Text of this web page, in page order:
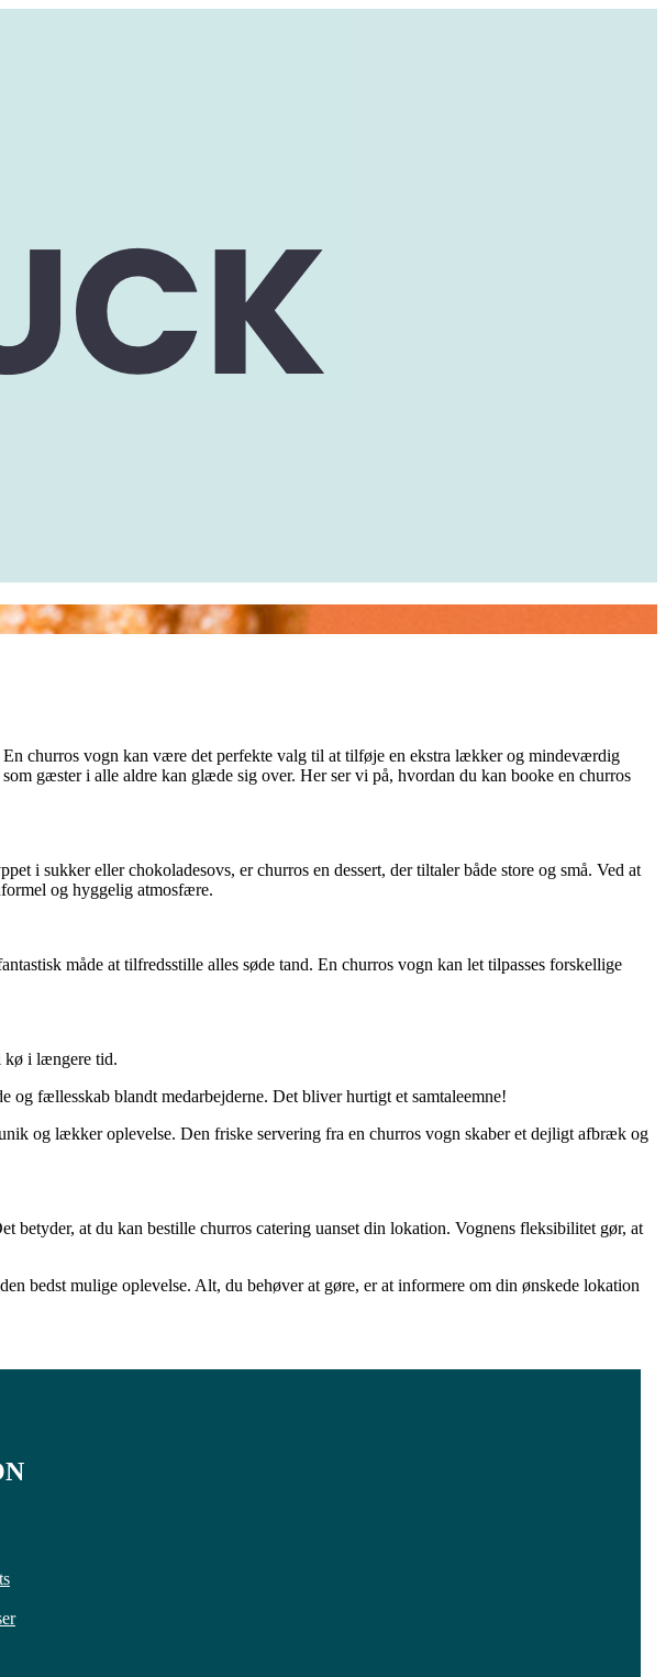
churros vogn kan være det perfekte valg til at tilføje en ekstra lækker og mindeværdig
gæster i alle aldre kan glæde sig over. Her ser vi på, hvordan du kan booke en churros
i sukker eller chokoladesovs, er churros en dessert, der tiltaler både store og små. Ved at
og hyggelig atmosfære.
måde at tilfredsstille alles søde tand. En churros vogn kan let tilpasses forskellige
kø i længere tid.
og fællesskab blandt medarbejderne. Det bliver hurtigt et samtaleemne!
og lækker oplevelse. Den friske servering fra en churros vogn skaber et dejligt afbræk og
at du kan bestille churros catering uanset din lokation. Vognens fleksibilitet gør, at
bedst mulige oplevelse. Alt, du behøver at gøre, er at informere om din ønskede lokation